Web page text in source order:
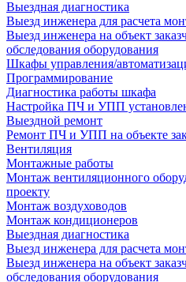
Выездная диагностика
Выезд инженера для расчета
Выезд инженера на объект
обследования оборудования
Шкафы управления/
Программирование
Диагностика работы шкафа
Настройка ПЧ и УПП
Выездной ремонт
Ремонт ПЧ и УПП на объекте
Вентиляция
Монтажные работы
Монтаж вентиляционного
проекту
Монтаж воздуховодов
Монтаж кондиционеров
Выездная диагностика
Выезд инженера для расчета
Выезд инженера на объект
обследования оборудования